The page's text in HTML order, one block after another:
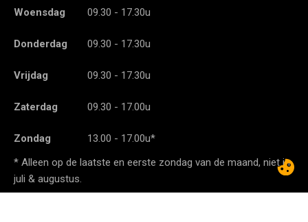
Woensdag 09.30 - 17.30u
Donderdag 09.30 - 17.30u
Vrijdag 09.30 - 17.30u
Zaterdag 09.30 - 17.00u
Zondag
13.00 - 17.00u*
* Alleen op de laatste en eerste zondag van de maand, niet in
juli & augustus.